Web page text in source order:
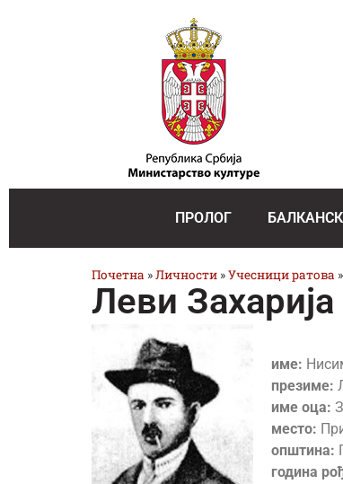
ПРОЛОГ
Почетна »Личности »Учесници ратова »
Леви
име:
презиме:
име оца:
место:
општина:
година